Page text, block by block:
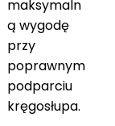
maksymaln
ą wygodę
przy
poprawnym
podparciu
kręgosłupa.